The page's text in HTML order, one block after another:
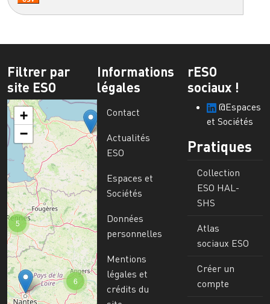
Filtrer par
site ESO
6
5
+
−
Informations
légales
Contact
Actualités
ESO
Espaces et
Sociétés
Données
personnelles
Mentions
légales et
crédits du
rESO
sociaux !
@Espaces
et Sociétés
Pratiques
Collection
ESO HAL-
SHS
Atlas
sociaux ESO
Créer un
compte